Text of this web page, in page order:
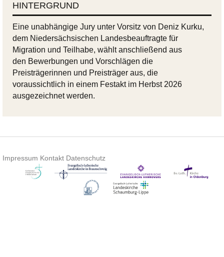
HINTERGRUND
Eine unabhängige Jury unter Vorsitz von Deniz Kurku,
dem Niedersächsischen Landesbeauftragte für
Migration und Teilhabe, wählt anschließend aus
den Bewerbungen und Vorschlägen die
Preisträgerinnen und Preisträger aus, die
voraussichtlich in einem Festakt im Herbst 2026
ausgezeichnet werden.
Impressum Kontakt Datenschutz